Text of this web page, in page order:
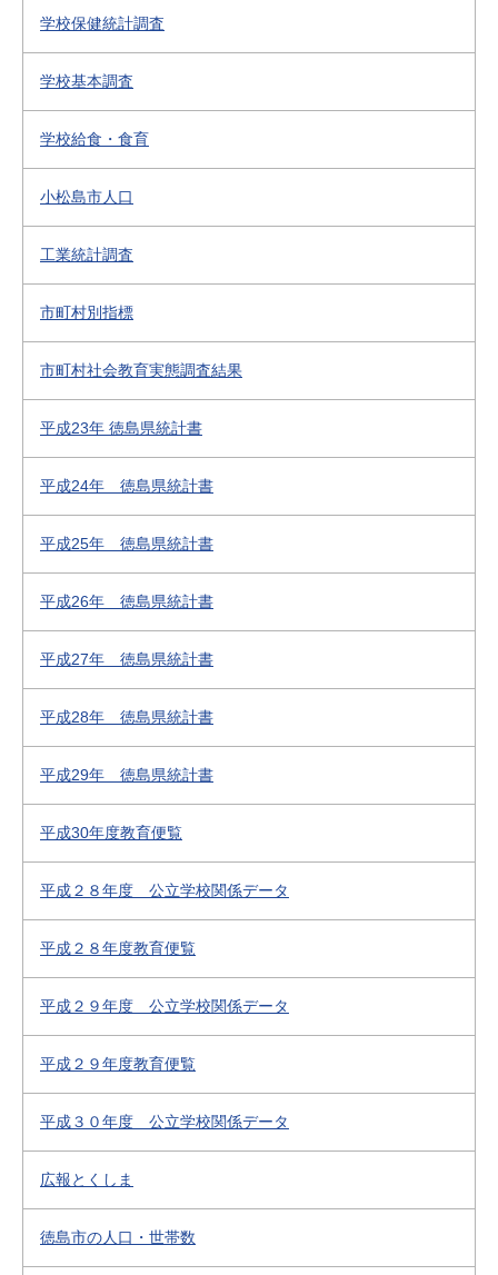
学校保健統計調査
学校基本調査
学校給食・食育
小松島市人口
工業統計調査
市町村別指標
市町村社会教育実態調査結果
平成23年 徳島県統計書
平成24年 徳島県統計書
平成25年 徳島県統計書
平成26年 徳島県統計書
平成27年 徳島県統計書
平成28年 徳島県統計書
平成29年 徳島県統計書
平成30年度教育便覧
平成２８年度 公立学校関係データ
平成２８年度教育便覧
平成２９年度 公立学校関係データ
平成２９年度教育便覧
平成３０年度 公立学校関係データ
広報とくしま
徳島市の人口・世帯数